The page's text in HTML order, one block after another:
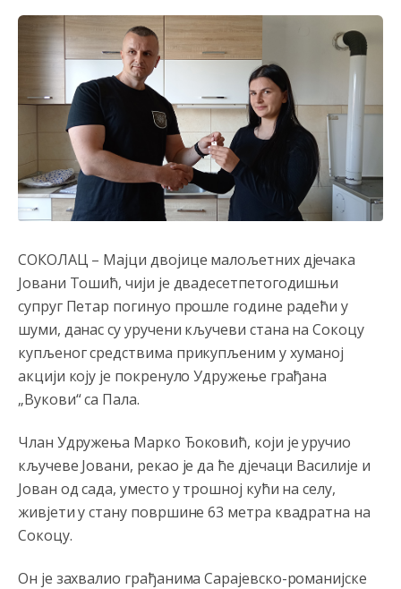
СОКОЛАЦ – Мајци двојице малољетних дјечака
Јовани Тошић, чији је двадесетпетогодишњи
супруг Петар погинуо прошле године радећи у
шуми, данас су уручени кључеви стана на Сокоцу
купљеног средствима прикупљеним у хуманој
акцији коју је покренуло Удружење грађана
„Вукови“ са Пала.
Члан Удружења Марко Ђоковић, који је уручио
кључеве Јовани, рекао је да ће дјечаци Василије и
Јован од сада, уместо у трошној кући на селу,
живјети у стану површине 63 метра квадратна на
Сокоцу.
Он је захвалио грађанима Сарајевско-романијске
Анонимно2806552